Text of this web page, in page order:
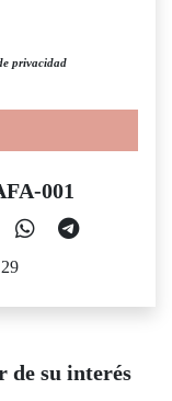
privacidad
001
de su interés